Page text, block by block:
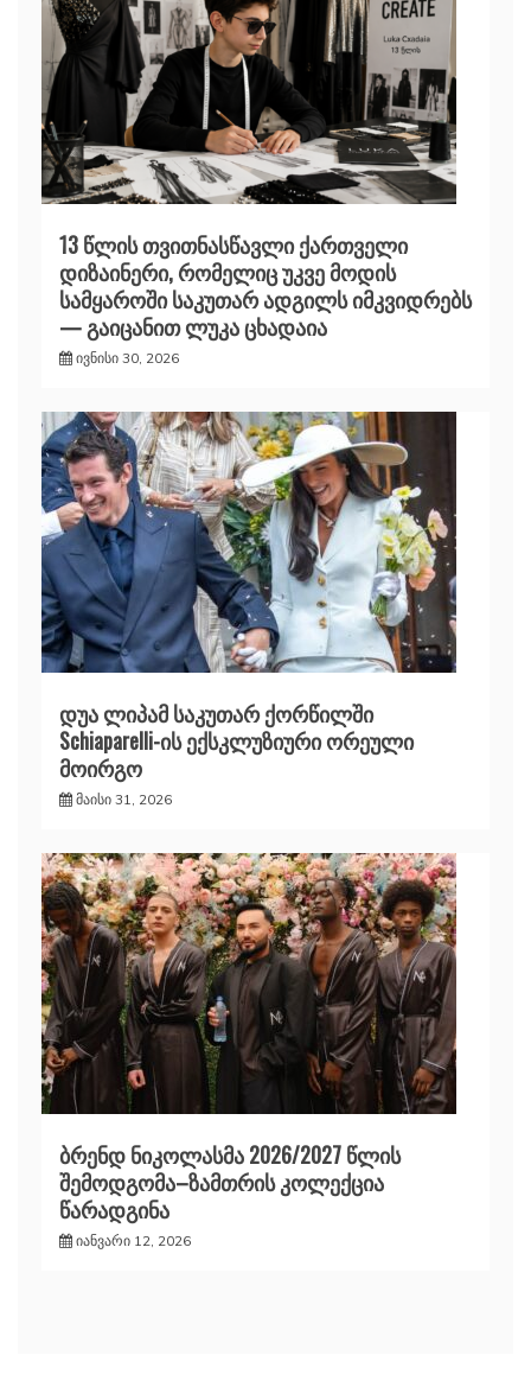
13 წლის თვითნასწავლი ქართველი
დიზაინერი, რომელიც უკვე მოდის
სამყაროში საკუთარ ადგილს იმკვიდრებს
— გაიცანით ლუკა ცხადაია
ივნისი 30, 2026
დუა ლიპამ საკუთარ ქორწილში
Schiaparelli-ის ექსკლუზიური ორეული
მოირგო
მაისი 31, 2026
ბრენდ ნიკოლასმა 2026/2027 წლის
შემოდგომა–ზამთრის კოლექცია
წარადგინა
იანვარი 12, 2026